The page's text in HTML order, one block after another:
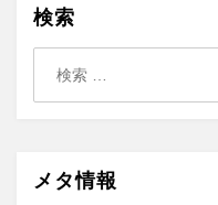
検索
メタ情報